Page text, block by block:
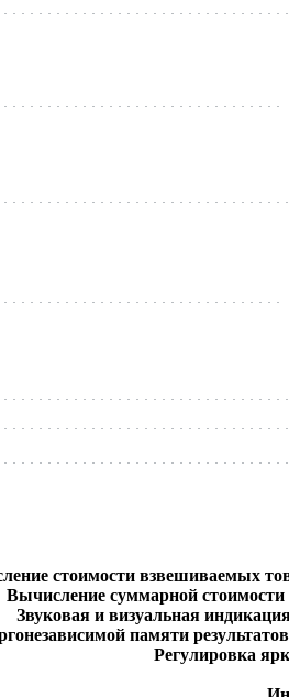
стоимости взвешиваемых
Вычисление суммарной
Звуковая и визуальная
памяти
Регулировка